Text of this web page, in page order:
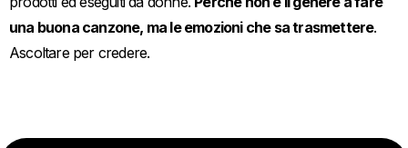
una buona canzone, ma le emozioni che sa trasmettere.
Ascoltare per credere.